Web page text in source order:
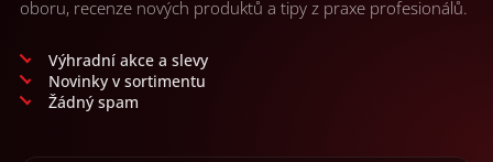
oboru, recenze nových produktů a tipy z praxe profesionálů.
Výhradní akce a slevy
Novinky v sortimentu
Žádný spam